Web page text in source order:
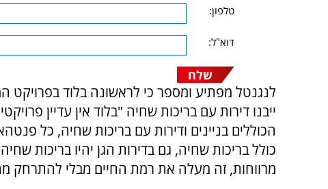
טלפון:
דוא"ל:
שלח
לנגנטל מפתיע ומספר כי לראשונה בלוד בפרויקט
ייבנו דירות עם בריכות שחיה "בלוד אין עדיין
הכוללים בניינים ודירות עם בריכות שחיה, כל
כולל בריכות שחיה, גם בדירות הגן יהיו בריכות שחיה
מרווחות, זה מעלה את רמת החיים מבלי להתרחק